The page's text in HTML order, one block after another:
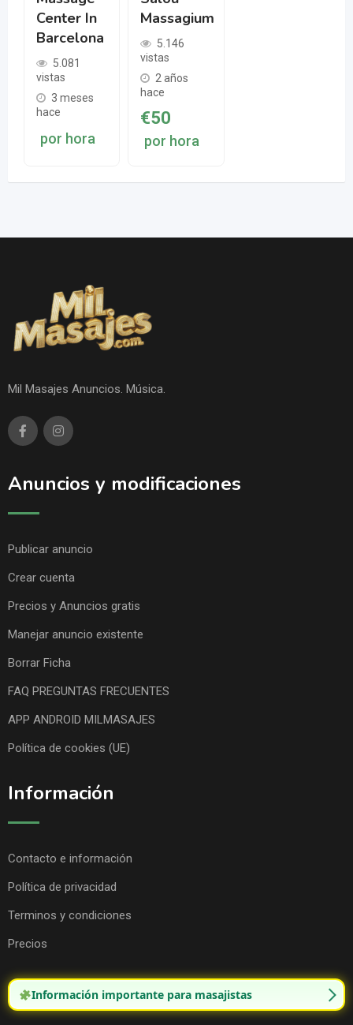
Center In
Barcelona
5.081
vistas
3 meses
hace
por hora
Massagium
5.146
vistas
2 años
hace
€50
por hora
Mil Masajes Anuncios. Música.
Anuncios y modificaciones
Publicar anuncio
Crear cuenta
Precios y Anuncios gratis
Manejar anuncio existente
Borrar Ficha
FAQ PREGUNTAS FRECUENTES
APP ANDROID MILMASAJES
Política de cookies (UE)
Información
Contacto e información
Política de privacidad
Terminos y condiciones
Precios
Información importante para masajistas